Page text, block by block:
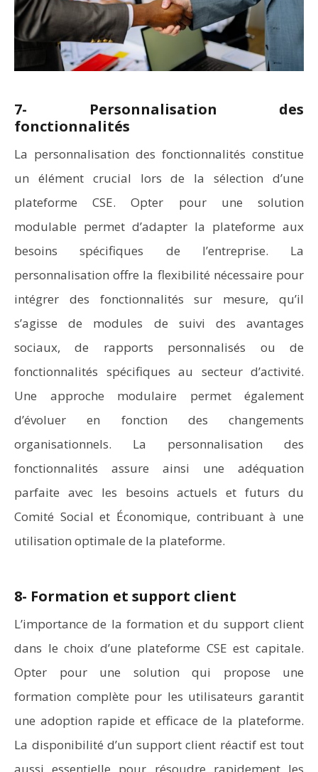
7- Personnalisation des
fonctionnalités
La personnalisation des fonctionnalités constitue
un élément crucial lors de la sélection d’une
plateforme CSE. Opter pour une solution
modulable permet d’adapter la plateforme aux
besoins spécifiques de l’entreprise. La
personnalisation offre la flexibilité nécessaire pour
intégrer des fonctionnalités sur mesure, qu’il
s’agisse de modules de suivi des avantages
sociaux, de rapports personnalisés ou de
fonctionnalités spécifiques au secteur d’activité.
Une approche modulaire permet également
d’évoluer en fonction des changements
organisationnels. La personnalisation des
fonctionnalités assure ainsi une adéquation
parfaite avec les besoins actuels et futurs du
Comité Social et Économique, contribuant à une
utilisation optimale de la plateforme.
8- Formation et support client
L’importance de la formation et du support client
dans le choix d’une plateforme CSE est capitale.
Opter pour une solution qui propose une
formation complète pour les utilisateurs garantit
une adoption rapide et efficace de la plateforme.
La disponibilité d’un support client réactif est tout